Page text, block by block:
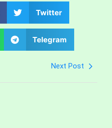
Twitter
Telegram
Next Post